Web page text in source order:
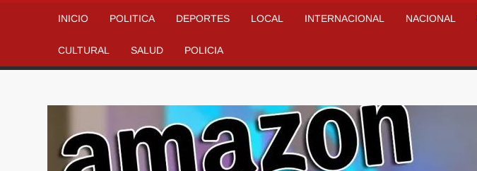
INICIO POLITICA DEPORTES LOCAL INTERNACIONAL NACIONAL
CULTURAL SALUD POLICIA